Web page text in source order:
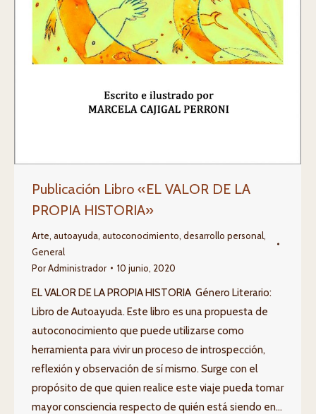
Publicación Libro «EL VALOR DE LA
PROPIA HISTORIA»
Arte, autoayuda, autoconocimiento, desarrollo personal,
General
PorAdministrador 10 junio, 2020
EL VALOR DE LA PROPIA HISTORIA Género Literario:
Libro de Autoayuda. Este libro es una propuesta de
autoconocimiento que puede utilizarse como
herramienta para vivir un proceso de introspección,
reflexión y observación de sí mismo. Surge con el
propósito de que quien realice este viaje pueda tomar
mayor consciencia respecto de quién está siendo en…